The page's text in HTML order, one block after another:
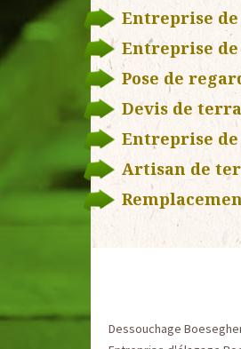
Entreprise
Entreprise de
Pose de
Devis de
Entreprise
Artisan de
Dessouchage